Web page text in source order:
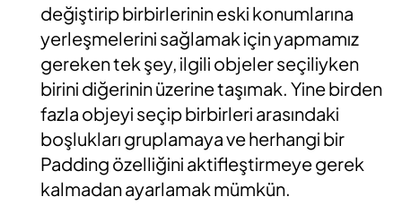
değiştirip birbirlerinin eski konumlarına
yerleşmelerini sağlamak için yapmamız
gereken tek şey, ilgili objeler seçiliyken
birini diğerinin üzerine taşımak. Yine birden
fazla objeyi seçip birbirleri arasındaki
boşlukları gruplamaya ve herhangi bir
Padding özelliğini aktifleştirmeye gerek
kalmadan ayarlamak mümkün.